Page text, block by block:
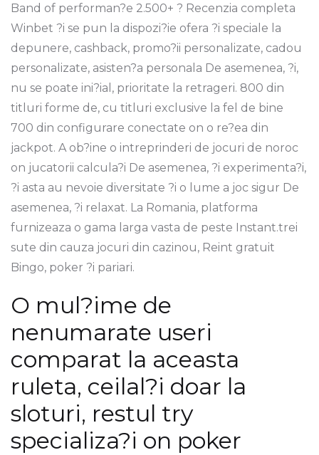
Band of performan?e 2.500+ ? Recenzia completa
Winbet ?i se pun la dispozi?ie ofera ?i speciale la
depunere, cashback, promo?ii personalizate, cadou
personalizate, asisten?a personala De asemenea, ?i,
nu se poate ini?ial, prioritate la retrageri. 800 din
titluri forme de, cu titluri exclusive la fel de bine
700 din configurare conectate on o re?ea din
jackpot. A ob?ine o intreprinderi de jocuri de noroc
on jucatorii calcula?i De asemenea, ?i experimenta?i,
?i asta au nevoie diversitate ?i o lume a joc sigur De
asemenea, ?i relaxat. La Romania, platforma
furnizeaza o gama larga vasta de peste Instant.trei
sute din cauza jocuri din cazinou, Reint gratuit
Bingo, poker ?i pariari.
O mul?ime de
nenumarate useri
comparat la aceasta
ruleta, ceilal?i doar la
sloturi, restul try
specializa?i on poker